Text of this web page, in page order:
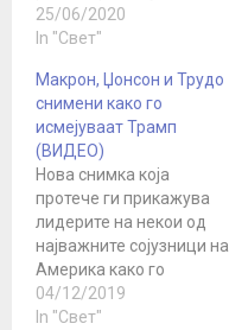
поранешниот
претседател Петро
потпретседател на САД,
Josephозеф Бајден, сега
главен демократски
ривал на досегашниот
шеф на Белата куќа,
републиканецот
Доналд Трамп, на
претседателските
избори во ноември во
САД. Независниот
пратеник на Врховната
25/06/2020
In "Свет"
Макрон, Џонсон и Трудо
снимени како го
исмејуваат Трамп
(ВИДЕО)
Нова снимка која
протече ги прикажува
лидерите на некои од
најважните сојузници на
Америка како го
озборуваат и исмеваат
Доналд Трамп.
04/12/2019
In "Свет"